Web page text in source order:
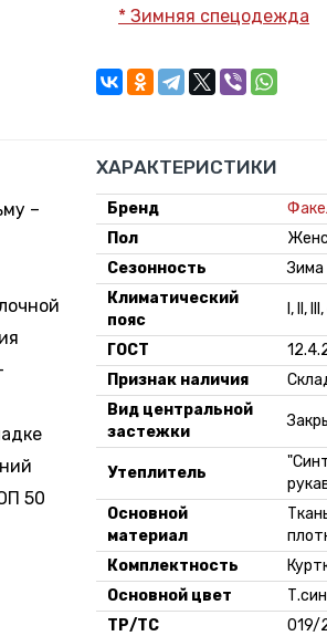
170-176, 52-54 113.05
170-176, 56-58 113.05
170-176, 64-66 136.31
170-176, 68-70 156.66
182-188, 48-50 136.31
182-188, 52-54 136.31
182-188, 56-58 136.31
182-188, 60-62
136.31
182-188, 68-70 136.31
* Зимняя спецодежда
–
50
ХАРАКТЕРИСТИКИ
Бренд
Пол
Сезонность
Зима
Климатический
пояс
I, II,
ГОСТ
Признак наличия
Вид центральной
застежки
Утеплитель
Основной
материал
Комплектность
Основной цвет
ТР/ТС
019/